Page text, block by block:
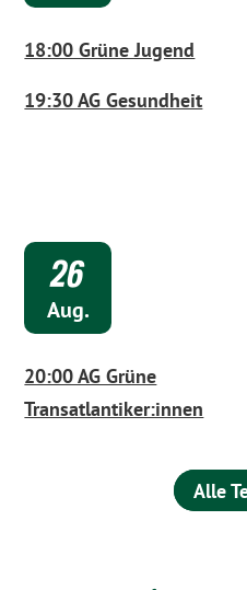
18:00 Grüne Jugend
19:30 AG Gesundheit
26.
Aug.
20:00 AG Grüne
Transatlantiker:innen
Alle